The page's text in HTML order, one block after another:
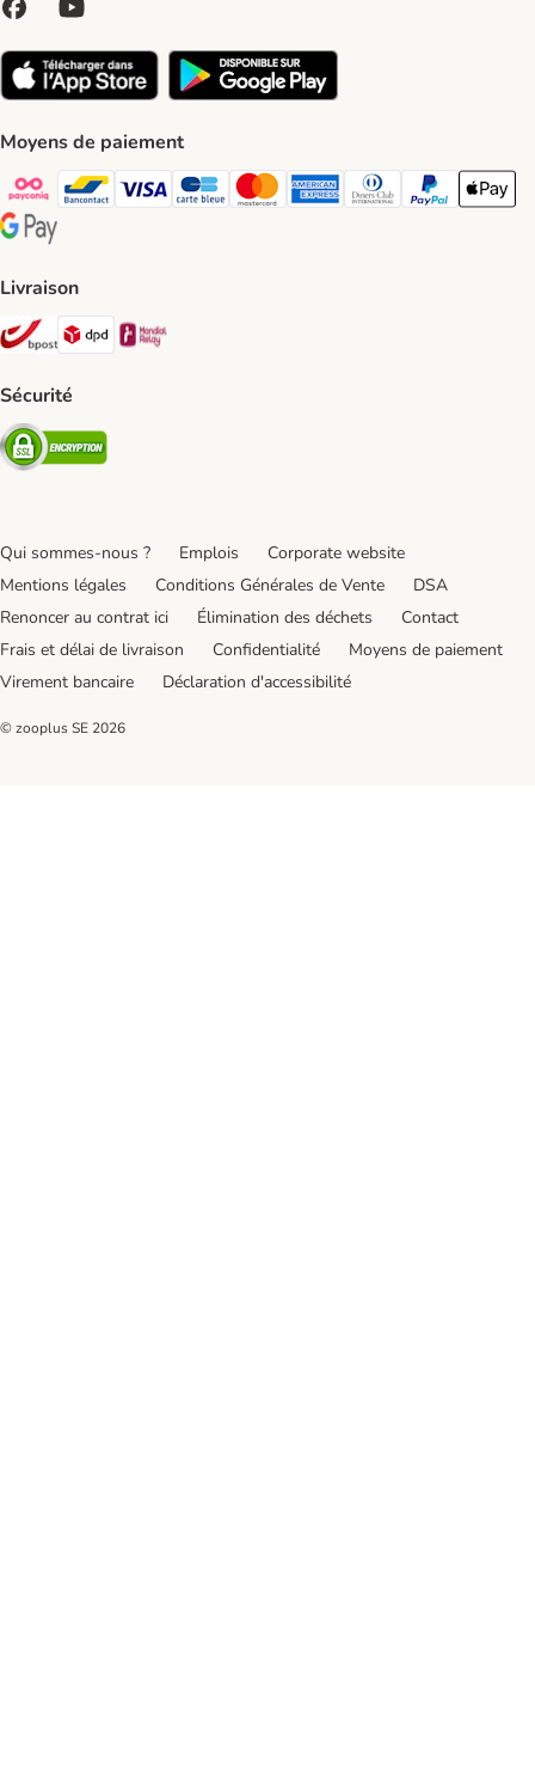
Moyens de paiement
Payconiq Payment Method
bancontact Payment Method
Visa Payment Method
carte bleue Payment Method
Master card Payment Method
American express Payment
Diners club Payment
Paypal Payment
Apple
Google Pay Payment Method
Livraison
Bpost Shipping Method
DPD Shipping Method
Sécurité
Security
Qui sommes-nous ? Emplois
Corporate website
Mentions légales
Conditions Générales de Vente
DSA
Renoncer au contrat ici
Élimination des déchets
Contact
Frais et délai de livraison
Confidentialité
Moyens de paiement
Virement bancaire
Déclaration d'accessibilité
© zooplus SE 2026